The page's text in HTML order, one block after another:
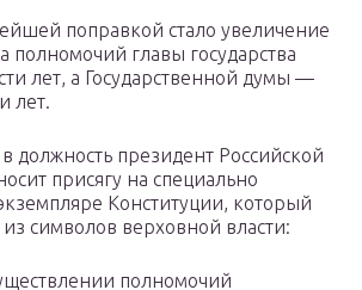
поправкой стало увеличение
полномочий главы государства
лет, а Государственной думы —
лет.
должность президент Российской
присягу на специально
Конституции, который
из символов верховной власти:
полномочий